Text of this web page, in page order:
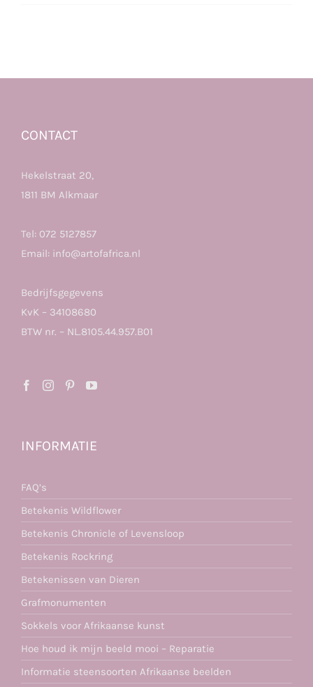
CONTACT
Hekelstraat 20,
1811 BM Alkmaar
Tel: 072 5127857
Email: info@artofafrica.nl
Bedrijfsgegevens
KvK – 34108680
BTW nr. – NL.8105.44.957.B01
INFORMATIE
FAQ’s
Betekenis Wildflower
Betekenis Chronicle of Levensloop
Betekenis Rockring
Betekenissen van Dieren
Grafmonumenten
Sokkels voor Afrikaanse kunst
Hoe houd ik mijn beeld mooi – Reparatie
Informatie steensoorten Afrikaanse beelden